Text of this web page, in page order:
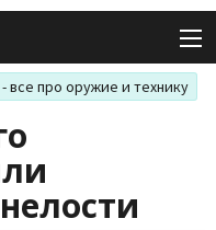
все про оружие и технику